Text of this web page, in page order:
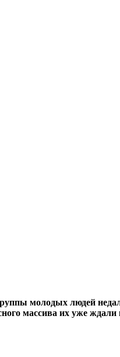
молодых людей
массива их уже